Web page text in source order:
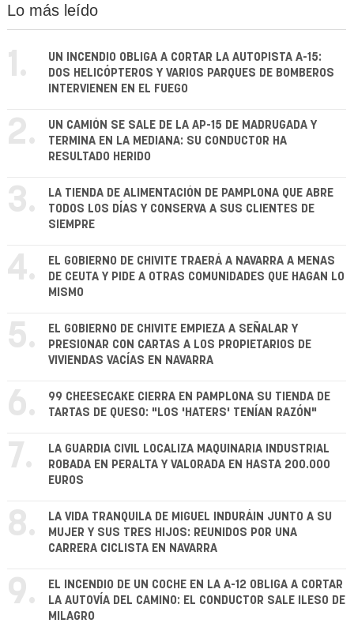
Lo más leído
1.
UN INCENDIO OBLIGA A CORTAR LA AUTOPISTA A-15:
DOS HELICÓPTEROS Y VARIOS PARQUES DE BOMBEROS
INTERVIENEN EN EL FUEGO
2.
UN CAMIÓN SE SALE DE LA AP-15 DE MADRUGADA Y
TERMINA EN LA MEDIANA: SU CONDUCTOR HA
RESULTADO HERIDO
3.
LA TIENDA DE ALIMENTACIÓN DE PAMPLONA QUE ABRE
TODOS LOS DÍAS Y CONSERVA A SUS CLIENTES DE
SIEMPRE
4.
EL GOBIERNO DE CHIVITE TRAERÁ A NAVARRA A MENAS
DE CEUTA Y PIDE A OTRAS COMUNIDADES QUE HAGAN LO
MISMO
5.
EL GOBIERNO DE CHIVITE EMPIEZA A SEÑALAR Y
PRESIONAR CON CARTAS A LOS PROPIETARIOS DE
VIVIENDAS VACÍAS EN NAVARRA
6.
99 CHEESECAKE CIERRA EN PAMPLONA SU TIENDA DE
TARTAS DE QUESO: "LOS 'HATERS' TENÍAN RAZÓN"
7.
LA GUARDIA CIVIL LOCALIZA MAQUINARIA INDUSTRIAL
ROBADA EN PERALTA Y VALORADA EN HASTA 200.000
EUROS
8.
LA VIDA TRANQUILA DE MIGUEL INDURÁIN JUNTO A SU
MUJER Y SUS TRES HIJOS: REUNIDOS POR UNA
CARRERA CICLISTA EN NAVARRA
9.
EL INCENDIO DE UN COCHE EN LA A-12 OBLIGA A CORTAR
LA AUTOVÍA DEL CAMINO: EL CONDUCTOR SALE ILESO DE
MILAGRO